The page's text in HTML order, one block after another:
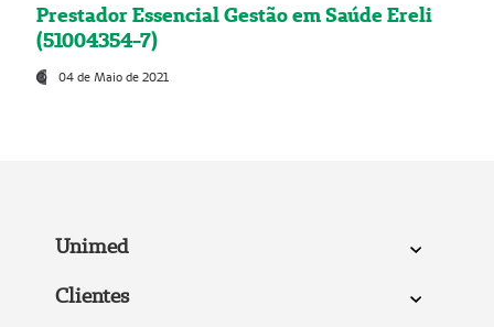
Prestador Essencial Gestão em Saúde Ereli
(51004354-7)
04 de Maio de 2021
Unimed
Clientes